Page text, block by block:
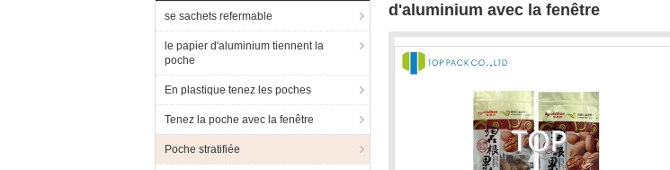
se sachets refermable
le papier d'aluminium tiennent la
poche
En plastique tenez les poches
Tenez la poche avec la fenêtre
Poche stratifiée
d'aluminium avec la fenêtre